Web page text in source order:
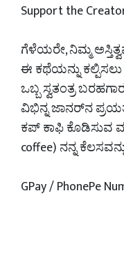
Support the
ಗೆಳೆಯರೇ, ನಿಮ್ಮ
ಈ ಕಥೆಯನ್ನು
ಒಬ್ಬ ಸ್ವತಂತ್ರ
ವಿಭಿನ್ನ ಜಾನರ್‌ನ
ಕಪ್ ಕಾಫಿ ಕೊಡಿಸುವ
coffee) ನನ್ನ
GPay / PhonePe